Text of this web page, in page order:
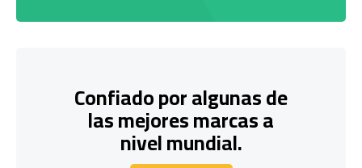
Confiado por algunas de
las mejores marcas a
nivel mundial.